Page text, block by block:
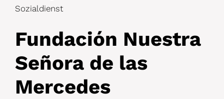
Sozialdienst
Fundación Nuestra
Señora de las
Mercedes